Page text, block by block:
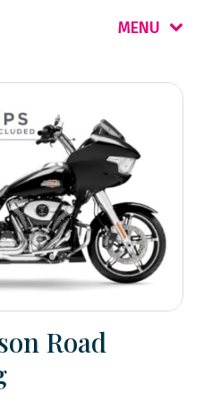
MENU
Road